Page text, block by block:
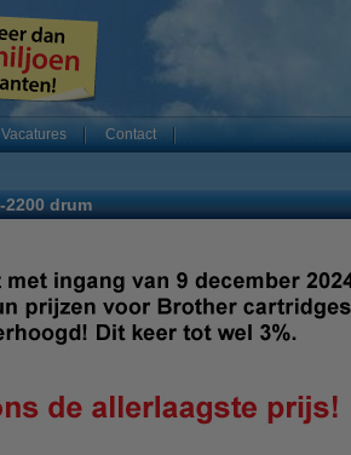
Vacatures Contact
2200 drum